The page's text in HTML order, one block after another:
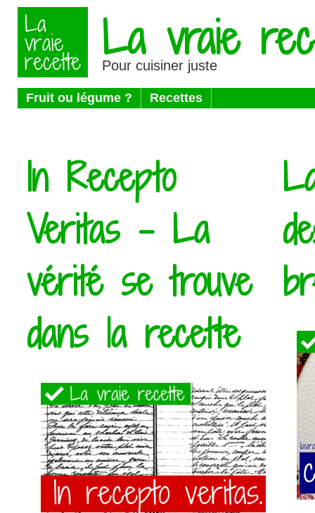
La vraie
Pour cuisiner juste
Fruit ou légume ? Recettes
In Recepto
Veritas - La
vérité se trouve
dans la recette